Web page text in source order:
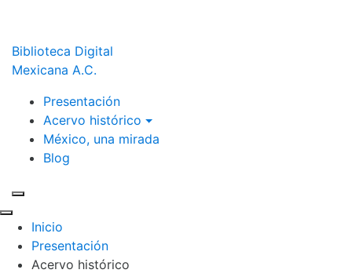
Biblioteca Digital
Mexicana A.C.
Presentación
Acervo histórico
México, una mirada
Blog
Inicio
Presentación
Acervo histórico